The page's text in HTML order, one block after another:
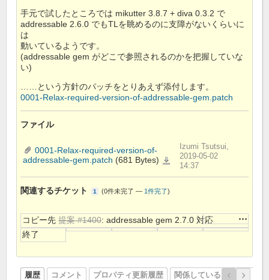
手元で試したところでは mikutter 3.8.7 + diva 0.3.2 で
addressable 2.6.0 でもTLを眺めるのに支障がないくらいに
は
動いているようです。
(addressable gem がどこで参照されるのかを把握していな
い)
……という方針のパッチをとりあえず添付します。
0001-Relax-required-version-of-addressable-gem.patch
ファイル
0001-Relax-required-version-of-
addressable-gem.patch (681 Bytes)
0001-
Relax-
required-
Izumi Tsutsui,
2019-05-02
14:37
関連するチケット 1 (0件未完了 — 1件完了)
コピー先 提案 #1400: addressable gem 2.7.0 対応
終了
履歴 コメント プロパティ更新履歴 関係しているリビジョン